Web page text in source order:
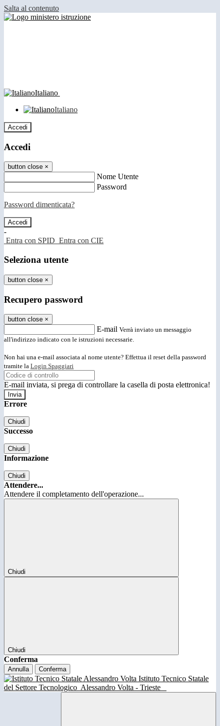
Salta al contenuto
Italiano
Italiano
Accedi
Accedi
button close ×
Nome Utente
Password
Password dimenticata?
-
Entra con SPID Entra con CIE
Seleziona utente
button close ×
Recupero password
button close ×
E-mail Verrà inviato un messaggio
all'indirizzo indicato con le istruzioni necessarie.
Non hai una e-mail associata al nome utente? Effettua il reset della password
tramite la Login Spaggiari
E-mail inviata, si prega di controllare la casella di posta elettronica!
Errore
Chiudi
Successo
Chiudi
Informazione
Chiudi
Attendere...
Attendere il completamento dell'operazione...
Chiudi
Chiudi
Conferma
Annulla Conferma
Istituto Tecnico Statale
del Settore Tecnologico Alessandro Volta - Trieste